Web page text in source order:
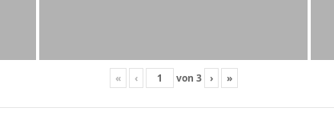
« ‹ von 3 › »